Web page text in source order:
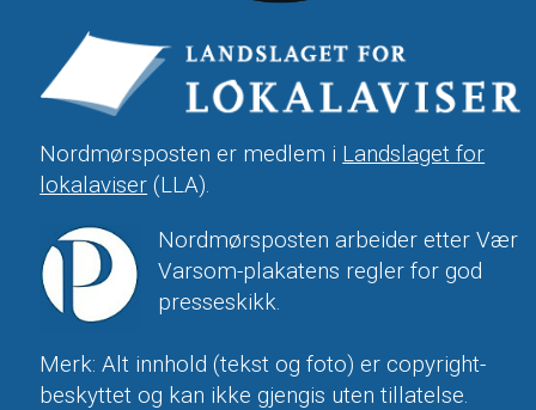
Nordmørsposten er medlem i Landslaget for
lokalaviser (LLA).
Nordmørsposten arbeider etter Vær
Varsom-plakatens regler for god
presseskikk.
Merk: Alt innhold (tekst og foto) er copyright-
beskyttet og kan ikke gjengis uten tillatelse.